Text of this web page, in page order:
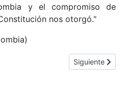
y el compromiso de
nos otorgó."
Alférez en la Escuela Militar de
Artículo
Siguiente